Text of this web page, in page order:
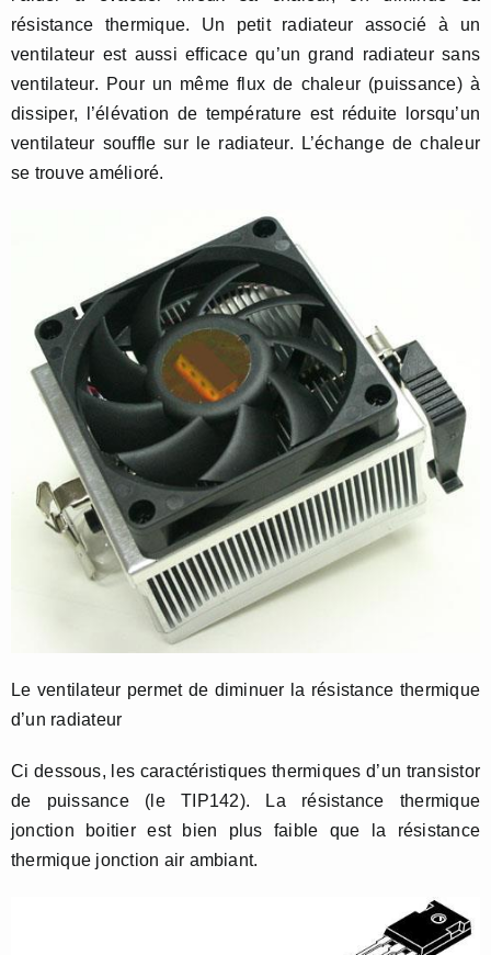
résistance thermique. Un petit radiateur associé à un
ventilateur est aussi efficace qu’un grand radiateur sans
ventilateur. Pour un même flux de chaleur (puissance) à
dissiper, l’élévation de température est réduite lorsqu’un
ventilateur souffle sur le radiateur. L’échange de chaleur
se trouve amélioré.
Le ventilateur permet de diminuer la résistance thermique
d’un radiateur
Ci dessous, les caractéristiques thermiques d’un transistor
de puissance (le TIP142). La résistance thermique
jonction boitier est bien plus faible que la résistance
thermique jonction air ambiant.